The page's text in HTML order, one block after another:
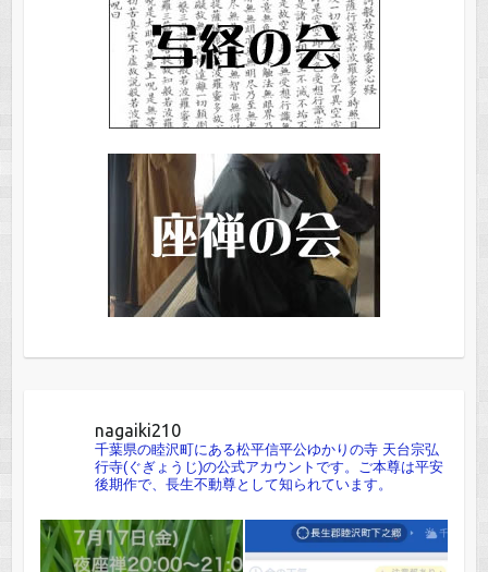
nagaiki210
千葉県の睦沢町にある松平信平公ゆかりの寺 天台宗弘
行寺(ぐぎょうじ)の公式アカウントです。ご本尊は平安
後期作で、長生不動尊として知られています。